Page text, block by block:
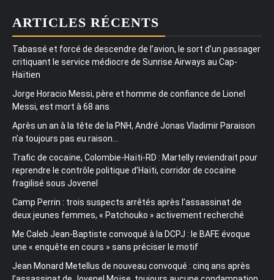
ARTICLES RÉCENTS
Tabassé et forcé de descendre de l’avion, le sort d’un passager
critiquant le service médiocre de Sunrise Airways au Cap-
Haïtien
Jorge Horacio Messi, père et homme de confiance de Lionel
Messi, est mort à 68 ans
Après un an à la tête de la PNH, André Jonas Vladimir Paraison
n’a toujours pas eu raison…
Trafic de cocaïne, Colombie-Haïti-RD : Martelly reviendrait pour
reprendre le contrôle politique d’Haïti, corridor de cocaïne
fragilisé sous Jovenel
Camp Perrin : trois suspects arrêtés après l’assassinat de
deux jeunes femmes, « Patchouko » activement recherché
Me Caleb Jean-Baptiste convoqué à la DCPJ : le BAFE évoque
une « enquête en cours » sans préciser le motif
Jean Monard Metellus de nouveau convoqué : cinq ans après